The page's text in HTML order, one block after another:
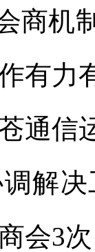
商
有力
通信
解
会3